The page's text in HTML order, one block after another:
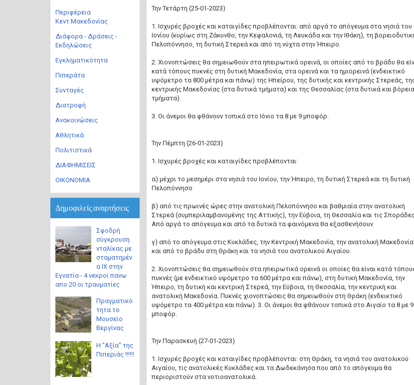
Την Τετάρτη (25-01-2023)
1. Ισχυρές βροχές και καταιγίδες προβλέπονται: από αργά το απόγευμα στα νησιά του
Ιονίου (κυρίως στη Ζάκυνθο, την Κεφαλονιά, τη Λευκάδα και την Ιθάκη), τη
Πελοπόννησο, τη δυτική Στερεά και από τη νύχτα στην Ήπειρο.
2. Χιονοπτώσεις θα σημειωθούν στα ηπειρωτικά ορεινά, οι οποίες από το βράδυ θα
κατά τόπους πυκνές στη δυτική Μακεδονία, στα ορεινά και τα ημιορεινά (ενδεικτικό
υψόμετρο τα 800 μέτρα και πάνω) της Ηπείρου, της δυτικής και κεντρικής Στερεάς,
κεντρικής Μακεδονίας (στα δυτικά τμήματα) και της Θεσσαλίας (στα δυτικά και βόρεια
τμήματα).
3. Οι άνεμοι θα φθάνουν τοπικά στο Ιόνιο τα 8 με 9 μποφόρ.
Την Πέμπτη (26-01-2023)
1. Ισχυρές βροχές και καταιγίδες προβλέπονται:
α) μέχρι το μεσημέρι στα νησιά του Ιονίου, την Ήπειρο, τη δυτική Στερεά και τη δυτική
Πελοπόννησο
β) από τις πρωινές ώρες στην ανατολική Πελοπόννησο και βαθμιαία στην ανατολική
Στερεά (συμπεριλαμβανομένης της Αττικής), την Εύβοια, τη Θεσσαλία και τις
Από αργά το απόγευμα και από τα δυτικά τα φαινόμενα θα εξασθενήσουν
γ) από το απόγευμα στις Κυκλάδες, την Κεντρική Μακεδονία, την ανατολική Μακεδονία
και από το βράδυ στη Θράκη και τα νησιά του ανατολικού Αιγαίου.
2. Χιονοπτώσεις θα σημειωθούν στα ηπειρωτικά ορεινά οι οποίες θα είναι κατά
πυκνές (με ενδεικτικό υψόμετρο τα 600 μέτρα και πάνω), στη δυτική Μακεδονία, την
Ήπειρο, τη δυτική και κεντρική Στερεά, την Εύβοια, τη Θεσσαλία, την κεντρική και
ανατολική Μακεδονία. Πυκνές χιονοπτώσεις θα σημειωθούν στη Θράκη (ενδεικτικό
υψόμετρο τα 400 μέτρα και πάνω). 3. Οι άνεμοι θα φθάνουν τοπικά στο Αιγαίο τα 8 με 9
μποφόρ.
Την Παρασκευή (27-01-2023)
1. Ισχυρές βροχές και καταιγίδες προβλέπονται: στη Θράκη, τα νησιά του ανατολικού
Αιγαίου, τις ανατολικές Κυκλάδες και τα Δωδεκάνησα που από το απόγευμα θα
περιοριστούν στα νοτιοανατολικά.
Περιφέρεια
Κεντ.Μακεδονίας
Διάφορα - Δράσεις -
Εκδηλώσεις
Εγκληματικότητα
Πιπεράτα
Συνταγές
Διατροφή
Ανακοινώσεις
Αθλητικά
Πολιτιστικά
ΔΙΑΦΗΜΙΣΕΙΣ
ΟΙΚΟΝΟΜΙΑ
Δημοφιλείς αναρτήσεις
Σφοδρή
σύγκρουση
νταλίκας με
σταματημέν
α ΙΧ στην
Εγνατία - 4 νεκροί πανω
απο 20 οι τραυματίες
Πραγματικό
τητα το
Μουσείο
Βεργίνας
Η "Αξία" της
Πιπεριάς !!!!!!